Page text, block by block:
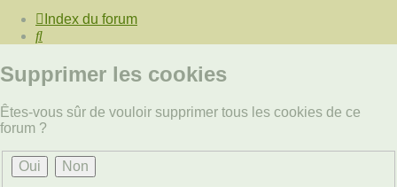
Index du forum
Rechercher
Supprimer les cookies
Êtes-vous sûr de vouloir supprimer tous les cookies de ce
forum ?